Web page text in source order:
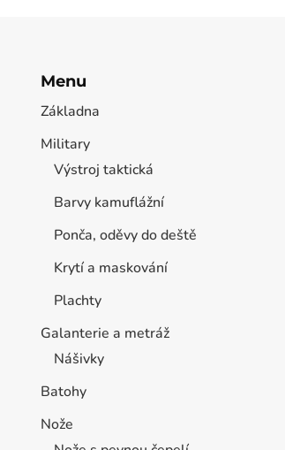
Menu
Základna
Military
Výstroj taktická
Barvy kamuflážní
Ponča, oděvy do deště
Krytí a maskování
Plachty
Galanterie a metráž
Nášivky
Batohy
Nože